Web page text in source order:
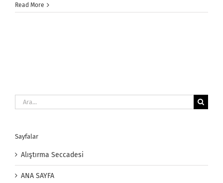
Yastığı
Read More
Ara:
Sayfalar
Alıştırma Seccadesi
ANA SAYFA